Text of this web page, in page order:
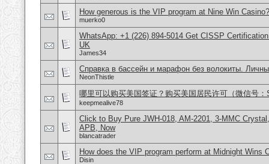
How generous is the VIP program at Nine Win Casino?
muerko0
WhatsApp: +1 (226) 894-5014​ Get CISSP
UK
James34
Справка в бассейн и марафон без волокиты.
NeonThistle
哪里可以购买美国签证？购买美国居民许可（微信号：
keepmealive78
Click to Buy Pure JWH-018, AM-2201, 3-MMC
APB, Now
blancatrader
How does the VIP program perform at Midnight Wins
Disin